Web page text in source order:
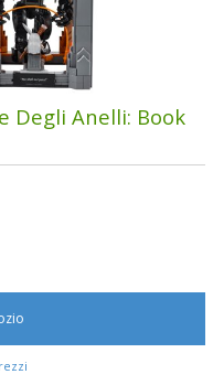
Degli Anelli: Book